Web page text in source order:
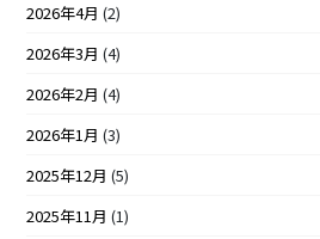
2026年4月 (2)
2026年3月 (4)
2026年2月 (4)
2026年1月 (3)
2025年12月 (5)
2025年11月 (1)